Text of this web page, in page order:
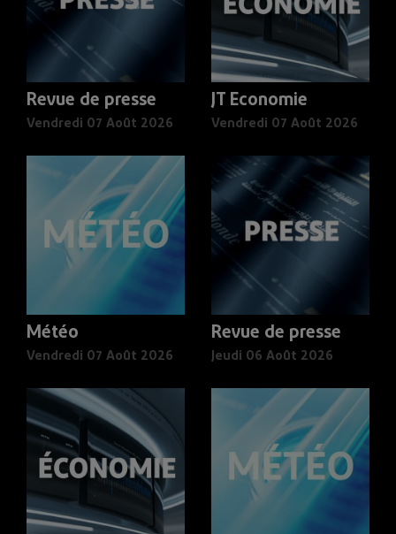
Revue de presse
Vendredi 07 Août 2026
JT Economie
Vendredi 07 Août 2026
Météo
Vendredi 07 Août 2026
Revue de presse
Jeudi 06 Août 2026